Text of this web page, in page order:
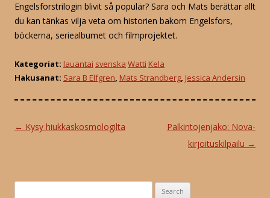
Engelsforstrilogin blivit så populär? Sara och Mats berättar allt
du kan tänkas vilja veta om historien bakom Engelsfors,
böckerna, seriealbumet och filmprojektet.
Kategoriat: lauantai svenska Watti Kela
Hakusanat: Sara B Elfgren, Mats Strandberg, Jessica Andersin
Post
← Kysy hiukkaskosmologilta
Palkintojenjako: Nova-
kirjoituskilpailu →